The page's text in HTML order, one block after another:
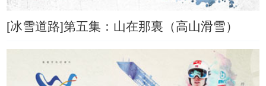
[冰雪道路]第五集：山在那裏（高山滑雪）